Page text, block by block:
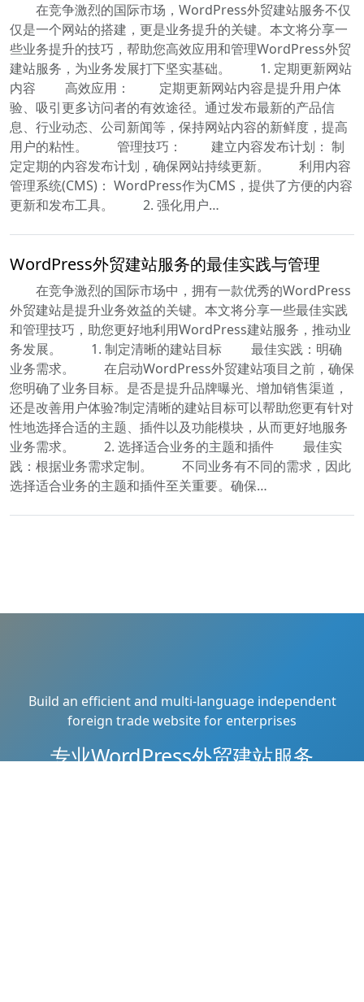
在竞争激烈的国际市场，WordPress外贸建站服务不仅
仅是一个网站的搭建，更是业务提升的关键。本文将分享一
些业务提升的技巧，帮助您高效应用和管理WordPress外贸
建站服务，为业务发展打下坚实基础。 1. 定期更新网站
内容 高效应用： 定期更新网站内容是提升用户体
验、吸引更多访问者的有效途径。通过发布最新的产品信
息、行业动态、公司新闻等，保持网站内容的新鲜度，提高
用户的粘性。 管理技巧： 建立内容发布计划： 制
定定期的内容发布计划，确保网站持续更新。 利用内容
管理系统(CMS)： WordPress作为CMS，提供了方便的内容
更新和发布工具。 2. 强化用户…
WordPress外贸建站服务的最佳实践与管理
在竞争激烈的国际市场中，拥有一款优秀的WordPress
外贸建站是提升业务效益的关键。本文将分享一些最佳实践
和管理技巧，助您更好地利用WordPress建站服务，推动业
务发展。 1. 制定清晰的建站目标 最佳实践：明确
业务需求。 在启动WordPress外贸建站项目之前，确保
您明确了业务目标。是否是提升品牌曝光、增加销售渠道，
还是改善用户体验?制定清晰的建站目标可以帮助您更有针对
性地选择合适的主题、插件以及功能模块，从而更好地服务
业务需求。 2. 选择适合业务的主题和插件 最佳实
践：根据业务需求定制。 不同业务有不同的需求，因此
选择适合业务的主题和插件至关重要。确保…
Build an efficient and multi-language independent
foreign trade website for enterprises
专业WordPress外贸建站服务